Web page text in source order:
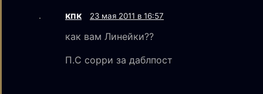
кпк 23 мая 2011 в 16:57
как вам Линейки??
П.С сорри за даблпост